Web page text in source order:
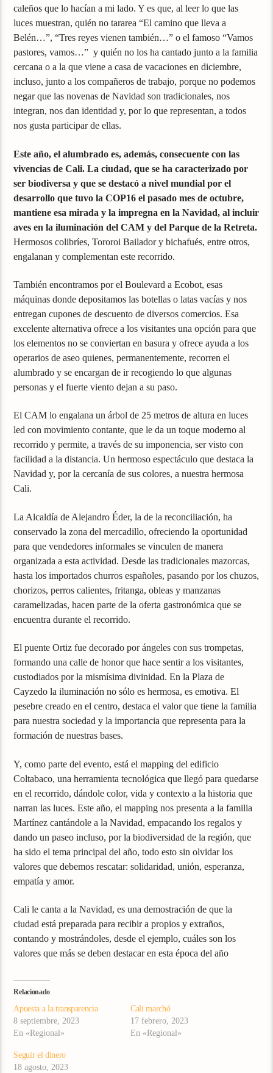
caleños que lo hacían a mi lado. Y es que, al leer lo que las
luces muestran, quién no tararea “El camino que lleva a
Belén…”, “Tres reyes vienen también…” o el famoso “Vamos
pastores, vamos…” y quién no los ha cantado junto a la familia
cercana o a la que viene a casa de vacaciones en diciembre,
incluso, junto a los compañeros de trabajo, porque no podemos
negar que las novenas de Navidad son tradicionales, nos
integran, nos dan identidad y, por lo que representan, a todos
nos gusta participar de ellas.
Este año, el alumbrado es, además, consecuente con las
vivencias de Cali. La ciudad, que se ha caracterizado por
ser biodiversa y que se destacó a nivel mundial por el
desarrollo que tuvo la COP16 el pasado mes de octubre,
mantiene esa mirada y la impregna en la Navidad, al incluir
aves en la iluminación del CAM y del Parque de la Retreta.
Hermosos colibríes, Tororoi Bailador y bichafués, entre otros,
engalanan y complementan este recorrido.
También encontramos por el Boulevard a Ecobot, esas
máquinas donde depositamos las botellas o latas vacías y nos
entregan cupones de descuento de diversos comercios. Esa
excelente alternativa ofrece a los visitantes una opción para que
los elementos no se conviertan en basura y ofrece ayuda a los
operarios de aseo quienes, permanentemente, recorren el
alumbrado y se encargan de ir recogiendo lo que algunas
personas y el fuerte viento dejan a su paso.
El CAM lo engalana un árbol de 25 metros de altura en luces
led con movimiento contante, que le da un toque moderno al
recorrido y permite, a través de su imponencia, ser visto con
facilidad a la distancia. Un hermoso espectáculo que destaca la
Navidad y, por la cercanía de sus colores, a nuestra hermosa
Cali.
La Alcaldía de Alejandro Éder, la de la reconciliación, ha
conservado la zona del mercadillo, ofreciendo la oportunidad
para que vendedores informales se vinculen de manera
organizada a esta actividad. Desde las tradicionales mazorcas,
hasta los importados churros españoles, pasando por los chuzos,
chorizos, perros calientes, fritanga, obleas y manzanas
caramelizadas, hacen parte de la oferta gastronómica que se
encuentra durante el recorrido.
El puente Ortiz fue decorado por ángeles con sus trompetas,
formando una calle de honor que hace sentir a los visitantes,
custodiados por la mismísima divinidad. En la Plaza de
Cayzedo la iluminación no sólo es hermosa, es emotiva. El
pesebre creado en el centro, destaca el valor que tiene la familia
para nuestra sociedad y la importancia que representa para la
formación de nuestras bases.
Y, como parte del evento, está el mapping del edificio
Coltabaco, una herramienta tecnológica que llegó para quedarse
en el recorrido, dándole color, vida y contexto a la historia que
narran las luces. Este año, el mapping nos presenta a la familia
Martínez cantándole a la Navidad, empacando los regalos y
dando un paseo incluso, por la biodiversidad de la región, que
ha sido el tema principal del año, todo esto sin olvidar los
valores que debemos rescatar: solidaridad, unión, esperanza,
empatía y amor.
Cali le canta a la Navidad, es una demostración de que la
ciudad está preparada para recibir a propios y extraños,
contando y mostrándoles, desde el ejemplo, cuáles son los
valores que más se deben destacar en esta época del año
Relacionado
Apuesta a la transparencia
8 septiembre, 2023
En «Regional»
Cali marchó
17 febrero, 2023
En «Regional»
Seguir el dinero
18 agosto, 2023